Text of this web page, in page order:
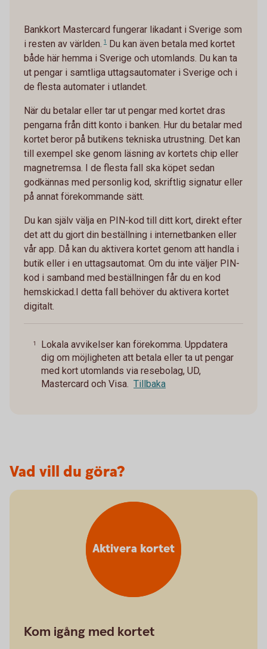
Bankkort Mastercard fungerar likadant i Sverige som
i resten av världen. 1
Du kan även betala med kortet
både här hemma i Sverige och utomlands. Du kan ta
ut pengar i samtliga uttagsautomater i Sverige och i
de flesta automater i utlandet.
När du betalar eller tar ut pengar med kortet dras
pengarna från ditt konto i banken. Hur du betalar med
kortet beror på butikens tekniska utrustning. Det kan
till exempel ske genom läsning av kortets chip eller
magnetremsa. I de flesta fall ska köpet sedan
godkännas med personlig kod, skriftlig signatur eller
på annat förekommande sätt.
Du kan själv välja en PIN-kod till ditt kort, direkt efter
det att du gjort din beställning i internetbanken eller
vår app. Då kan du aktivera kortet genom att handla i
butik eller i en uttagsautomat. Om du inte väljer PIN-
kod i samband med beställningen får du en kod
hemskickad.I detta fall behöver du aktivera kortet
digitalt.
1
Lokala avvikelser kan förekomma. Uppdatera
dig om möjligheten att betala eller ta ut pengar
med kort utomlands via resebolag, UD,
Mastercard och Visa. Tillbaka
Vad vill du göra?
Aktivera kortet
Kom igång med kortet